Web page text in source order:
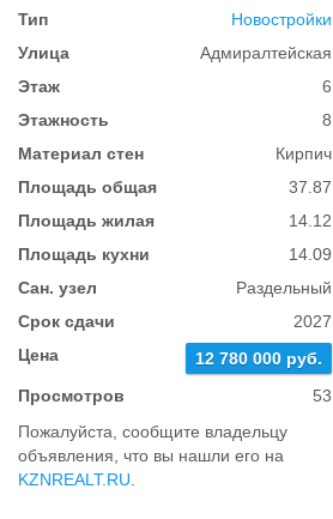
Тип
Новостройки
Улица
Адмиралтейская
Этаж
6
Этажность
8
Материал стен
Кирпич
Площадь общая
37.87
Площадь жилая
14.12
Площадь кухни
14.09
Сан. узел
Раздельный
Срок сдачи
2027
Цена
12 780 000 руб.
Просмотров
53
Пожалуйста, сообщите владельцу
объявления, что вы нашли его на
KZNREALT.RU